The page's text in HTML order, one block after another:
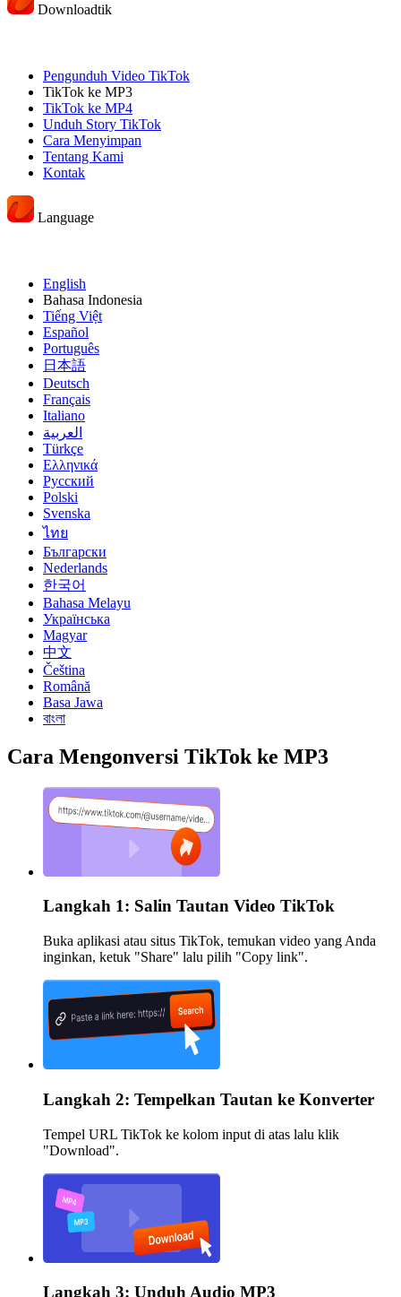
Downloadtik
Pengunduh Video TikTok
TikTok ke MP3
TikTok ke MP4
Unduh Story TikTok
Cara Menyimpan
Tentang Kami
Kontak
Language
English
Bahasa Indonesia
Tiếng Việt
Español
Português
日本語
Deutsch
Français
Italiano
العربية
Türkçe
Ελληνικά
Русский
Polski
Svenska
ไทย
Български
Nederlands
한국어
Bahasa Melayu
Українська
Magyar
中文
Čeština
Română
Basa Jawa
বাংলা
Cara Mengonversi TikTok ke MP3
Langkah 1: Salin Tautan Video TikTok
Buka aplikasi atau situs TikTok, temukan video yang Anda
inginkan, ketuk "Share" lalu pilih "Copy link".
Langkah 2: Tempelkan Tautan ke Konverter
Tempel URL TikTok ke kolom input di atas lalu klik
"Download".
Langkah 3: Unduh Audio MP3